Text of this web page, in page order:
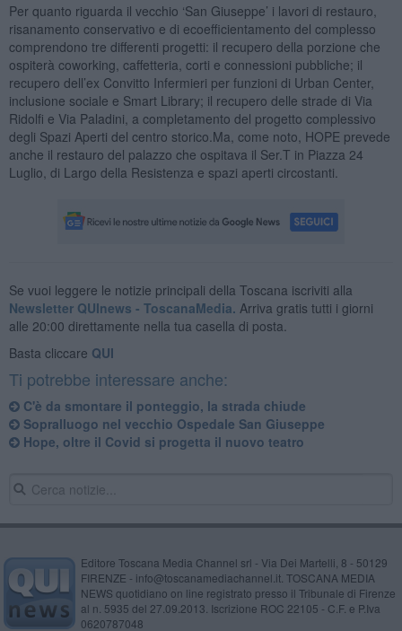
Per quanto riguarda il vecchio ‘San Giuseppe’ i lavori di restauro,
risanamento conservativo e di ecoefficientamento del complesso
comprendono tre differenti progetti: il recupero della porzione che
ospiterà coworking, caffetteria, corti e connessioni pubbliche; il
recupero dell’ex Convitto Infermieri per funzioni di Urban Center,
inclusione sociale e Smart Library; il recupero delle strade di Via
Ridolfi e Via Paladini, a completamento del progetto complessivo
degli Spazi Aperti del centro storico.Ma, come noto, HOPE prevede
anche il restauro del palazzo che ospitava il Ser.T in Piazza 24
Luglio, di Largo della Resistenza e spazi aperti circostanti.
Se vuoi leggere le notizie principali della Toscana iscriviti alla
Newsletter QUInews - ToscanaMedia. Arriva gratis tutti i giorni
alle 20:00 direttamente nella tua casella di posta.
Basta cliccare QUI
Ti potrebbe interessare anche:
C'è da smontare il ponteggio, la strada chiude
Sopralluogo nel vecchio Ospedale San Giuseppe
Hope, oltre il Covid si progetta il nuovo teatro
Editore Toscana Media Channel srl - Via Dei Martelli, 8 - 50129
FIRENZE - info@toscanamediachannel.it. TOSCANA MEDIA
NEWS quotidiano on line registrato presso il Tribunale di Firenze
al n. 5935 del 27.09.2013. Iscrizione ROC 22105 - C.F. e P.Iva
0620787048